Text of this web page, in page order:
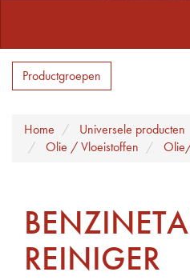
Productgroepen
Home
Universele producten
Olie / Vloeistoffen
REINIGER